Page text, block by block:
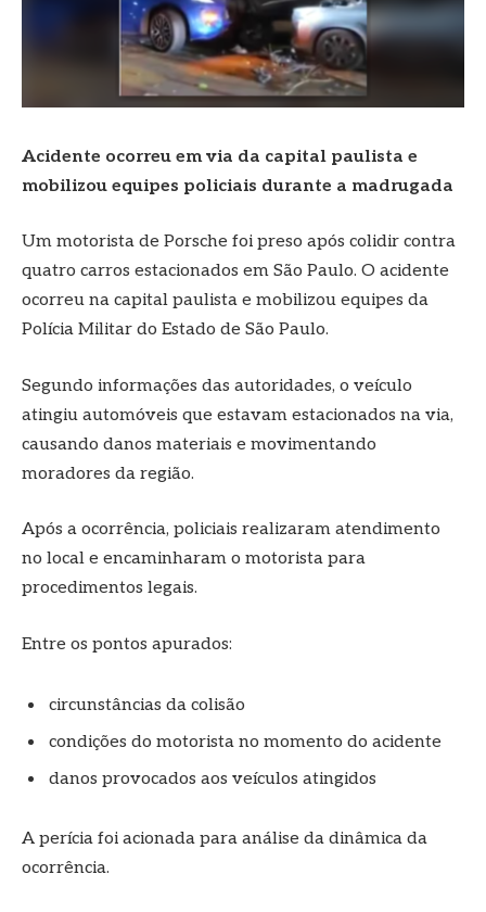
Acidente ocorreu em via da capital paulista e
mobilizou equipes policiais durante a madrugada
Um motorista de Porsche foi preso após colidir contra
quatro carros estacionados em São Paulo. O acidente
ocorreu na capital paulista e mobilizou equipes da
Polícia Militar do Estado de São Paulo.
Segundo informações das autoridades, o veículo
atingiu automóveis que estavam estacionados na via,
causando danos materiais e movimentando
moradores da região.
Após a ocorrência, policiais realizaram atendimento
no local e encaminharam o motorista para
procedimentos legais.
Entre os pontos apurados:
circunstâncias da colisão
condições do motorista no momento do acidente
danos provocados aos veículos atingidos
A perícia foi acionada para análise da dinâmica da
ocorrência.